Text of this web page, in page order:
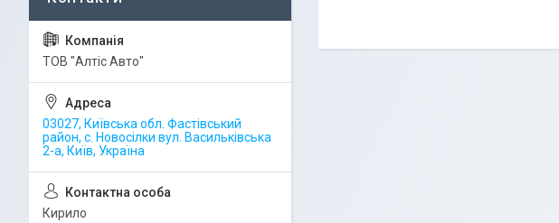
ТОВ "Алтіс Авто"
03027, Київська обл. Фастівський
район, с. Новосілки вул. Васильківська
2-а, Київ, Україна
Кирило